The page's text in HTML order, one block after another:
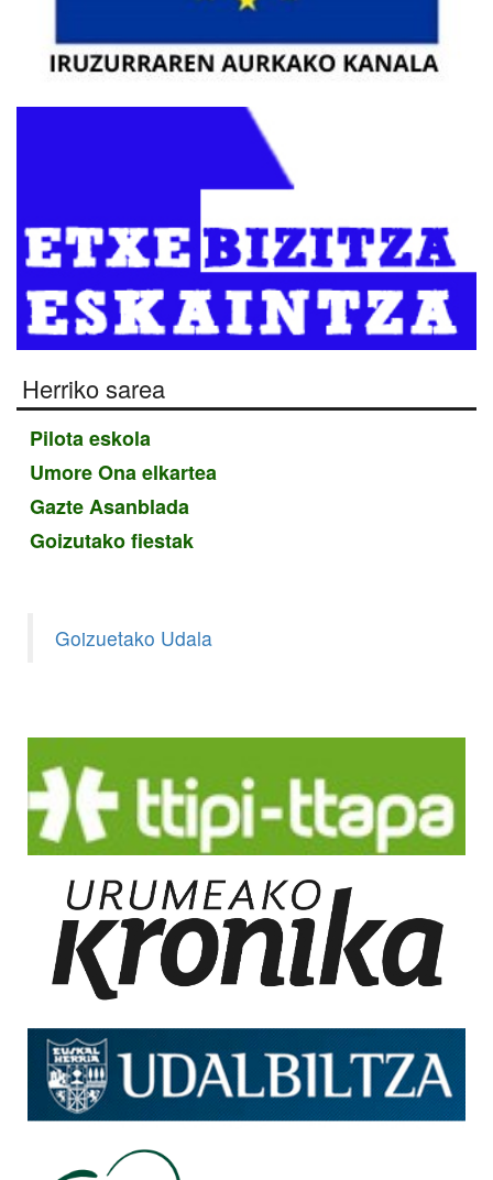
Herriko sarea
Pilota eskola
Umore Ona elkartea
Gazte Asanblada
Goizutako fiestak
Goizuetako Udala